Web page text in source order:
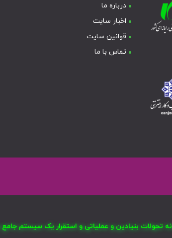
درباره ما
اخبار سایت
قوانین سایت
تماس با ما
تحولات بنیادین و عملیاتی و استقرار یک سیستم